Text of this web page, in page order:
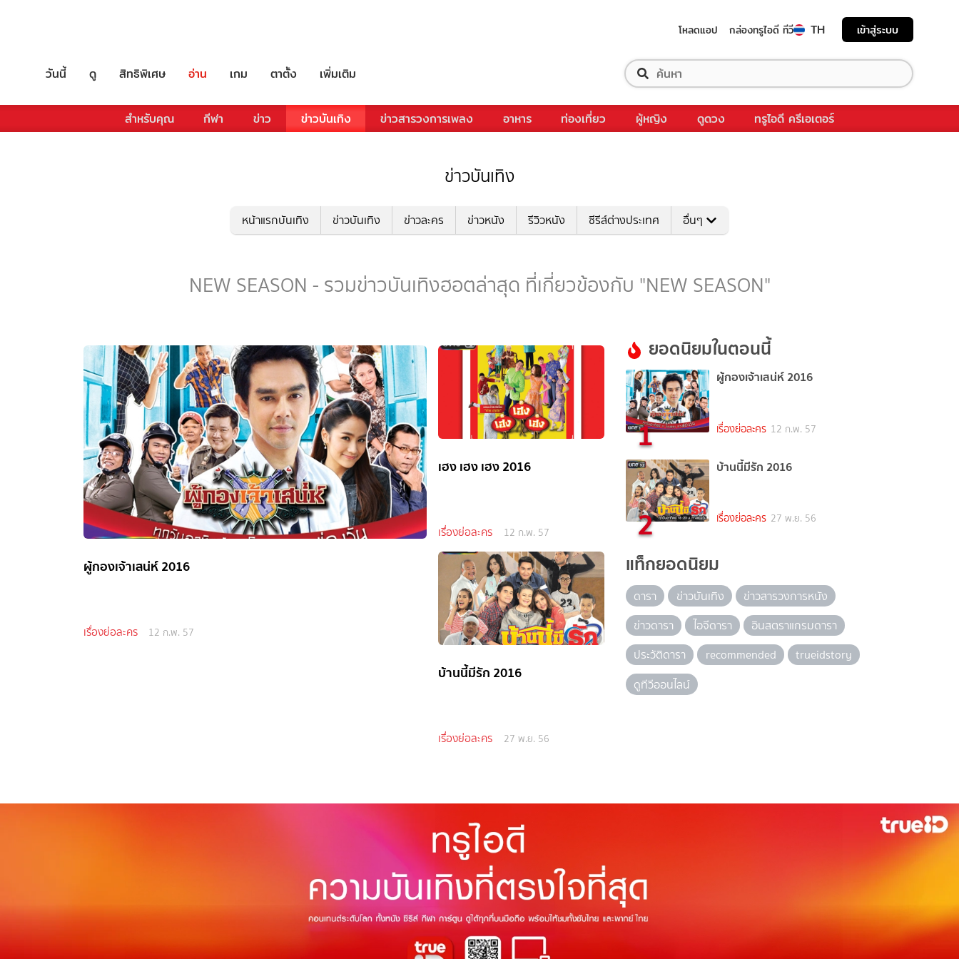
โหลดแอป กล่องทรูไอดี ทีวี TH เข้าสู่ระบบ
วันนี้ ดู สิทธิพิเศษ อ่าน เกม ตาตั้ง เพิ่มเติม
สำหรับคุณ กีฬา ข่าว ข่าวบันเทิง ข่าวสารวงการเพลง อาหาร ท่องเที่ยว ผู้หญิง ดูดวง ทรูไอดี ครีเอเตอร์
ข่าวบันเทิง
หน้าแรกบันเทิง ข่าวบันเทิง ข่าวละคร ข่าวหนัง รีวิวหนัง ซีรีส์ต่างประเทศ อื่นๆ
NEW SEASON - รวมข่าวบันเทิงฮอตล่าสุด ที่เกี่ยวข้องกับ "NEW SEASON"
ผู้กองเจ้าเสน่ห์ 2016
เรื่องย่อละคร 12 ก.พ. 57
เฮง เฮง เฮง 2016
เรื่องย่อละคร 12 ก.พ. 57
บ้านนี้มีรัก 2016
เรื่องย่อละคร 27 พ.ย. 56
ยอดนิยมในตอนนี้
1
ผู้กองเจ้าเสน่ห์ 2016
เรื่องย่อละคร 12 ก.พ. 57
2
บ้านนี้มีรัก 2016
เรื่องย่อละคร 27 พ.ย. 56
แท็กยอดนิยม
ดารา ข่าวบันเทิง
ข่าวสารวงการหนัง
ข่าวดารา
ไอจีดารา
อินสตราแกรมดารา
ประวัติดารา
recommended
trueidstory
ดูทีวีออนไลน์